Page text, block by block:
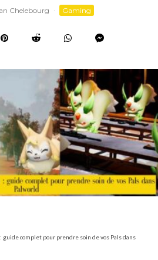
Chelebourg · Gaming
complet pour prendre soin de vos Pals dans